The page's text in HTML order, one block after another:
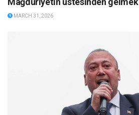
MARCH 31, 2026